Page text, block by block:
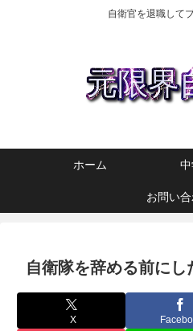
自衛官を退職して
ホーム
お問い
自衛隊を辞める前にし
X